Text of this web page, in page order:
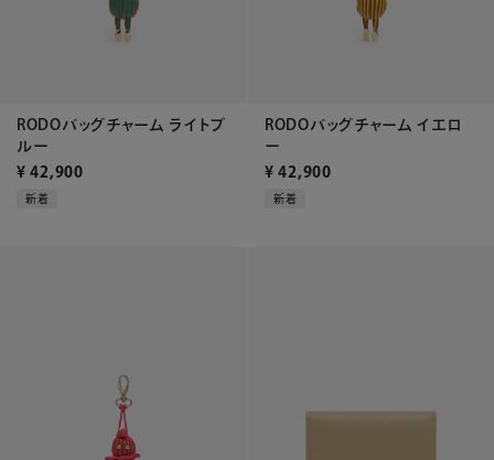
RODOバッグチャーム ライトブ
ルー
¥ 42,900
新着
RODOバッグチャーム イエロ
ー
¥ 42,900
新着